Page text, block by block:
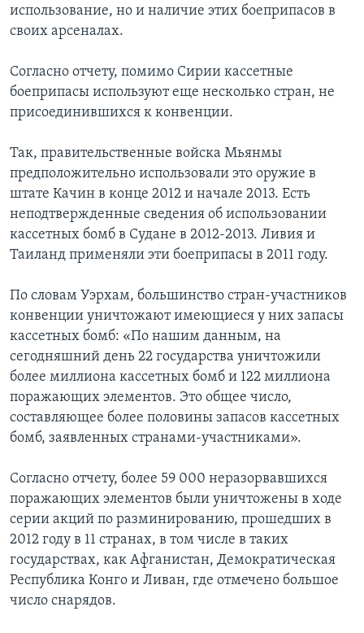
использование, но и наличие этих боеприпасов в
своих арсеналах.
Согласно отчету, помимо Сирии кассетные
боеприпасы используют еще несколько стран, не
присоединившихся к конвенции.
Так, правительственные войска Мьянмы
предположительно использовали это оружие в
штате Качин в конце 2012 и начале 2013. Есть
неподтвержденные сведения об использовании
кассетных бомб в Судане в 2012-2013. Ливия и
Таиланд применяли эти боеприпасы в 2011 году.
По словам Уэрхам, большинство стран-участников
конвенции уничтожают имеющиеся у них запасы
кассетных бомб: «По нашим данным, на
сегодняшний день 22 государства уничтожили
более миллиона кассетных бомб и 122 миллиона
поражающих элементов. Это общее число,
составляющее более половины запасов кассетных
бомб, заявленных странами-участниками».
Согласно отчету, более 59 000 неразорвавшихся
поражающих элементов были уничтожены в ходе
серии акций по разминированию, прошедших в
2012 году в 11 странах, в том числе в таких
государствах, как Афганистан, Демократическая
Республика Конго и Ливан, где отмечено большое
число снарядов.